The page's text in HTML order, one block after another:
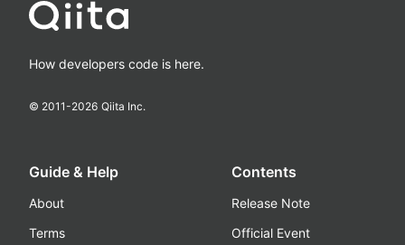
How developers code is here.
© 2011-2026 Qiita Inc.
Guide & Help
About
Terms
Contents
Release Note
Official Event